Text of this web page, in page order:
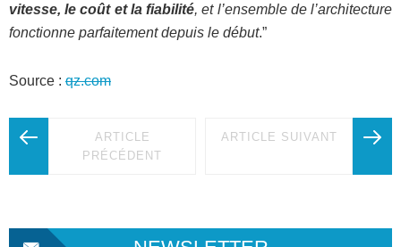
vitesse, le coût et la fiabilité, et l’ensemble de l’architecture
fonctionne parfaitement depuis le début.”
Source : qz.com
ARTICLE
PRÉCÉDENT
ARTICLE SUIVANT